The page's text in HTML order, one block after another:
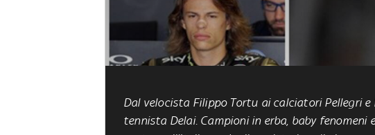
Dal velocista Filippo Tortu ai calciatori Pellegri e
tennista Delai. Campioni in erba, baby